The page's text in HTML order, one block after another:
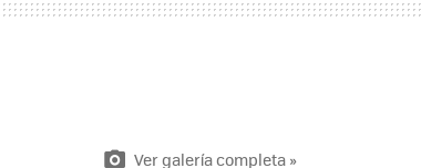
Ver galería completa »